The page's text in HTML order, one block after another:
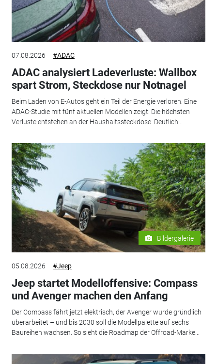
07.08.2026 #ADAC
ADAC analysiert Ladeverluste: Wallbox
spart Strom, Steckdose nur Notnagel
Beim Laden von E-Autos geht ein Teil der Energie verloren. Eine
ADAC-Studie mit fünf aktuellen Modellen zeigt: Die höchsten
Verluste entstehen an der Haushaltssteckdose. Deutlich...
Bildergalerie
05.08.2026 #Jeep
Jeep startet Modelloffensive: Compass
und Avenger machen den Anfang
Der Compass fährt jetzt elektrisch, der Avenger wurde gründlich
überarbeitet – und bis 2030 soll die Modellpalette auf sechs
Baureihen wachsen. So sieht die Roadmap der Offroad-Marke...